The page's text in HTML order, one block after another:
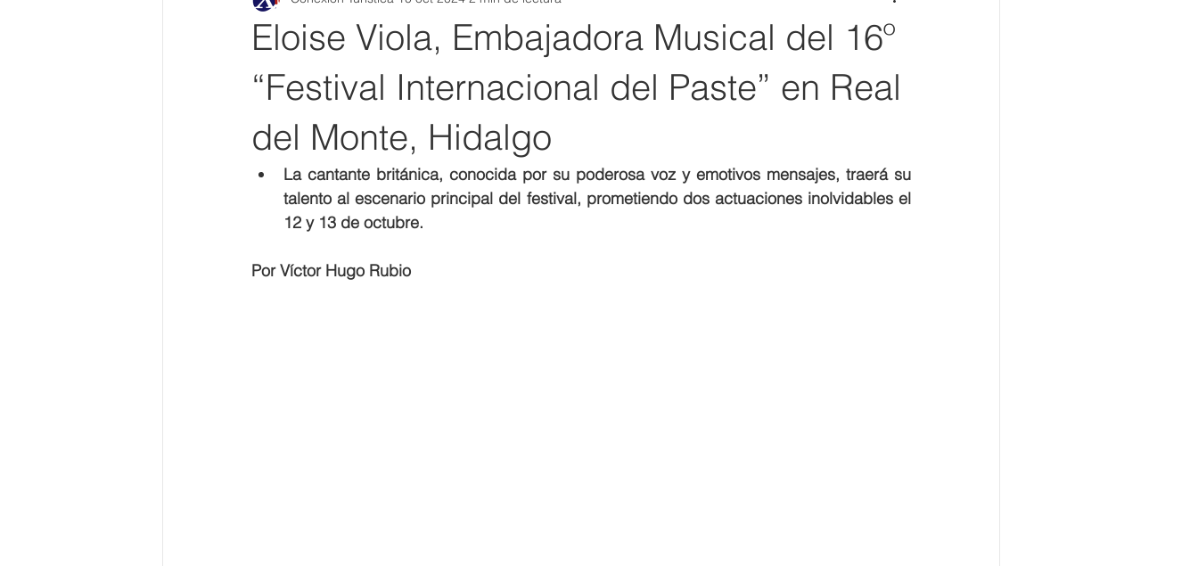
Eloise Viola, Embajadora Musical del 16º
“Festival Internacional del Paste” en Real
del Monte, Hidalgo
La cantante británica, conocida por su poderosa voz y emotivos mensajes, traerá su
talento al escenario principal del festival, prometiendo dos actuaciones inolvidables el
12 y 13 de octubre.
Por Víctor Hugo Rubio